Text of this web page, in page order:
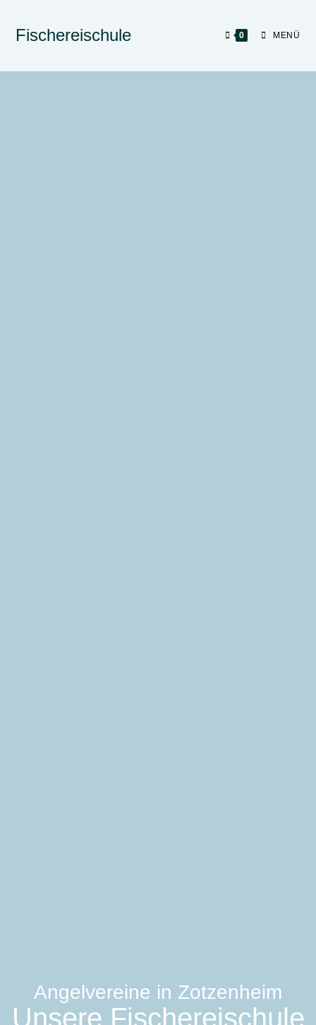
Fischereischule 0 MENÜ
Angelvereine in Zotzenheim
Unsere Fischereischule